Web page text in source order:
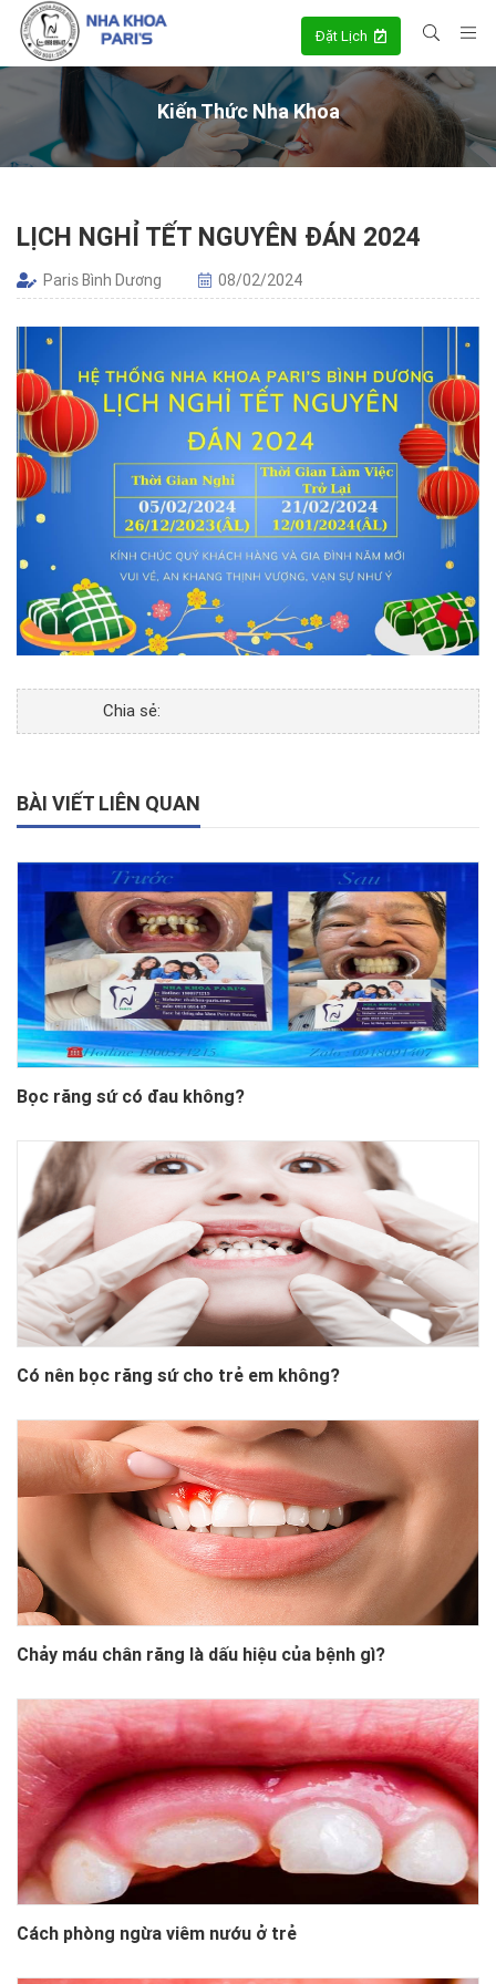
Đặt Lịch
Kiến Thức Nha Khoa
LỊCH NGHỈ TẾT NGUYÊN ĐÁN 2024
Paris Bình Dương 08/02/2024
Chia sẻ:
BÀI VIẾT LIÊN QUAN
Bọc răng sứ có đau không?
Có nên bọc răng sứ cho trẻ em không?
Chảy máu chân răng là dấu hiệu của bệnh gì?
Cách phòng ngừa viêm nướu ở trẻ